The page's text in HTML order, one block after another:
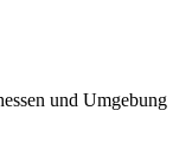
und Umgebung